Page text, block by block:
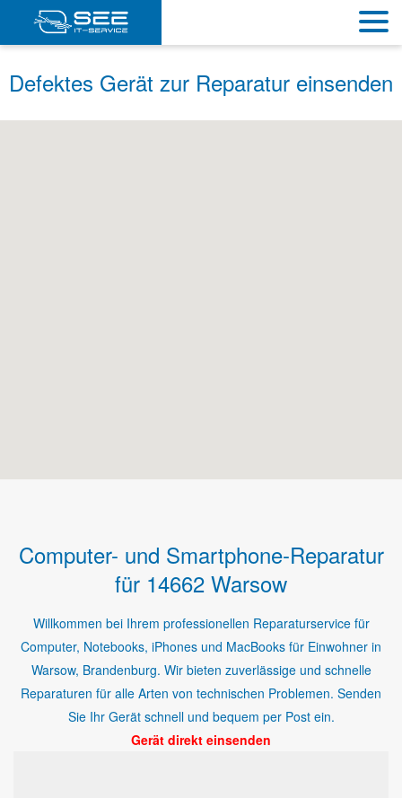
Defektes Gerät zur Reparatur einsenden
Computer- und Smartphone-Reparatur
für 14662 Warsow
Willkommen bei Ihrem professionellen Reparaturservice für
Computer, Notebooks, iPhones und MacBooks für Einwohner in
Warsow, Brandenburg. Wir bieten zuverlässige und schnelle
Reparaturen für alle Arten von technischen Problemen. Senden
Sie Ihr Gerät schnell und bequem per Post ein.
Gerät direkt einsenden